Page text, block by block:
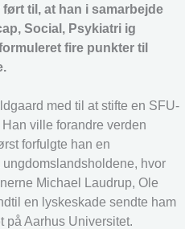
til, at han i samarbejde
Social, Psykiatri ig
fire punkter til
med til at stifte en SFU-
ville forandre verden
forfulgte han en
hvor
Michael Laudrup, Ole
en lyskeskade sendte ham
på Aarhus Universitet.